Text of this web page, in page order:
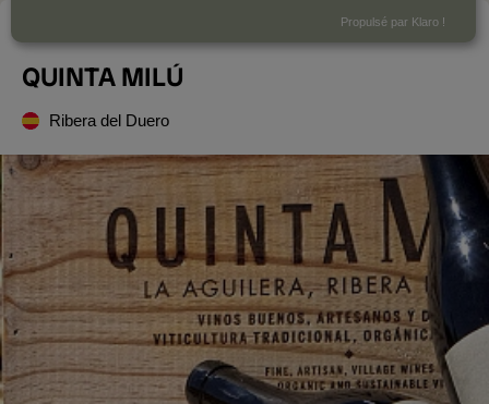
QUINTA MILÚ
Ribera del Duero
Propulsé par Klaro !